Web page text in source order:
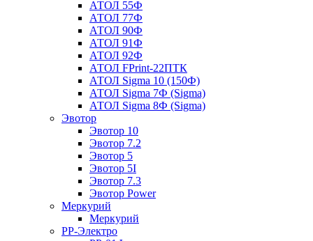
АТОЛ 55Ф
АТОЛ 77Ф
АТОЛ 90Ф
АТОЛ 91Ф
АТОЛ 92Ф
АТОЛ FPrint-22ПТК
АТОЛ Sigma 10 (150Ф)
АТОЛ Sigma 7Ф (Sigma)
АТОЛ Sigma 8Ф (Sigma)
Эвотор
Эвотор 10
Эвотор 7.2
Эвотор 5
Эвотор 5I
Эвотор 7.3
Эвотор Power
Меркурий
Меркурий
РР-Электро